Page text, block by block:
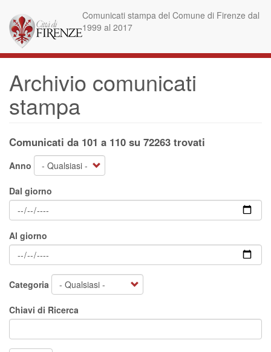
contenuto
principale
Comunicati stampa del Comune di Firenze dal
1999 al 2017
Archivio comunicati
stampa
Comunicati da 101 a 110 su 72263 trovati
Anno
Dal giorno
Al giorno
Categoria
Chiavi di Ricerca